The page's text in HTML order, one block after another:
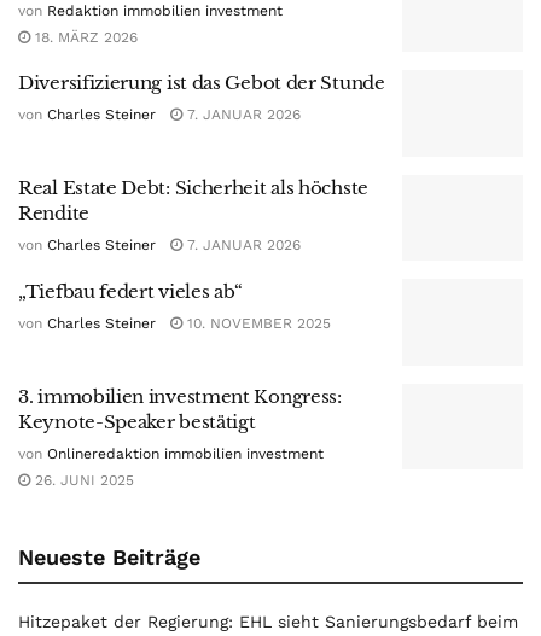
von Redaktion immobilien investment
18. MÄRZ 2026
Diversifizierung ist das Gebot der Stunde
von Charles Steiner 7. JANUAR 2026
Real Estate Debt: Sicherheit als höchste
Rendite
von Charles Steiner 7. JANUAR 2026
„Tiefbau federt vieles ab“
von Charles Steiner 10. NOVEMBER 2025
3. immobilien investment Kongress:
Keynote-Speaker bestätigt
von Onlineredaktion immobilien investment
26. JUNI 2025
Neueste Beiträge
Hitzepaket der Regierung: EHL sieht Sanierungsbedarf beim